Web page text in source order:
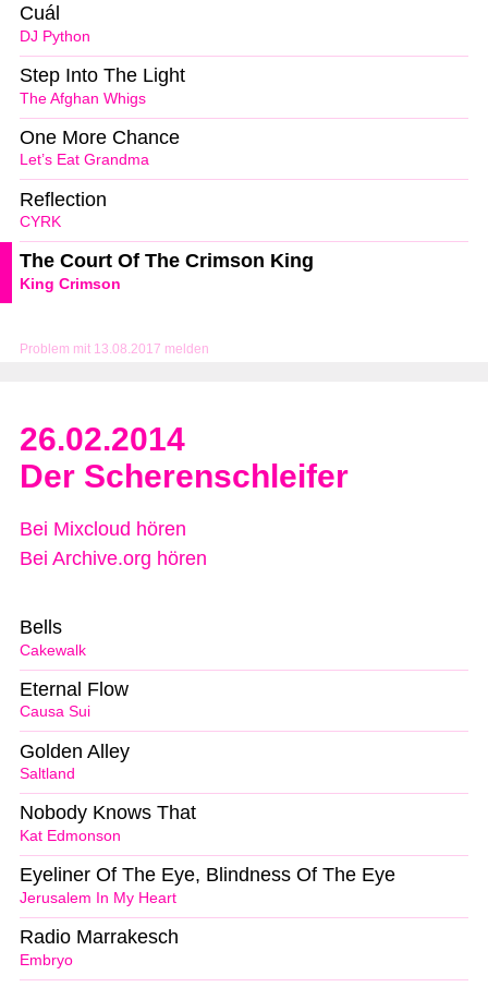
Problem mit 13.08.2017 melden
DJ Python
Cuál
The Afghan Whigs
Step Into The Light
Let’s Eat Grandma
One More Chance
CYRK
Reflection
King Crimson
The Court Of The Crimson King
26.02.2014
Der Scherenschleifer
Bei Mixcloud hören
Bei Archive.org hören
Cakewalk
Bells
Causa Sui
Eternal Flow
Saltland
Golden Alley
Kat Edmonson
Nobody Knows That
Jerusalem In My Heart
Eyeliner Of The Eye, Blindness Of The Eye
Embryo
Radio Marrakesch